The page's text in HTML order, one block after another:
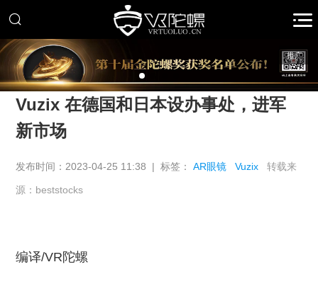
推广
Vuzix 在德国和日本设办事处，进军
新市场
发布时间：2023-04-25 11:38 | 标签：AR眼镜 Vuzix 转载来
源：beststocks
编译/VR陀螺